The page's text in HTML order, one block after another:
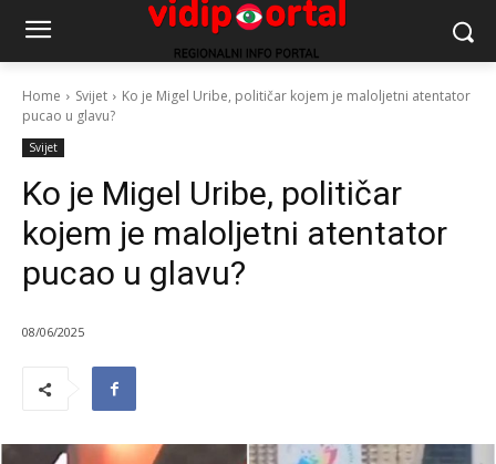
Home Svijet
Ko je Migel Uribe, političar kojem je maloljetni atentator
pucao u glavu?
Svijet
Ko je Migel Uribe, političar
kojem je maloljetni atentator
pucao u glavu?
08/06/2025